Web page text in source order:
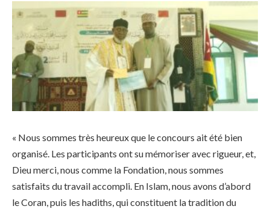
« Nous sommes très heureux que le concours ait été bien
organisé. Les participants ont su mémoriser avec rigueur, et,
Dieu merci, nous comme la Fondation, nous sommes
satisfaits du travail accompli. En Islam, nous avons d’abord
le Coran, puis les hadiths, qui constituent la tradition du